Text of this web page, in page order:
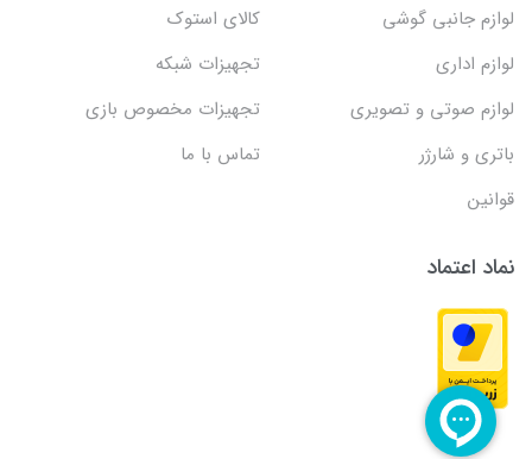
لوازم جانبی گوشی
کالای استوک
لوازم اداری
تجهیزات شبکه
لوازم صوتی و تصویری
تجهیزات مخصوص بازی
باتری و شارژر
تماس با ما
قوانین
نماد اعتماد